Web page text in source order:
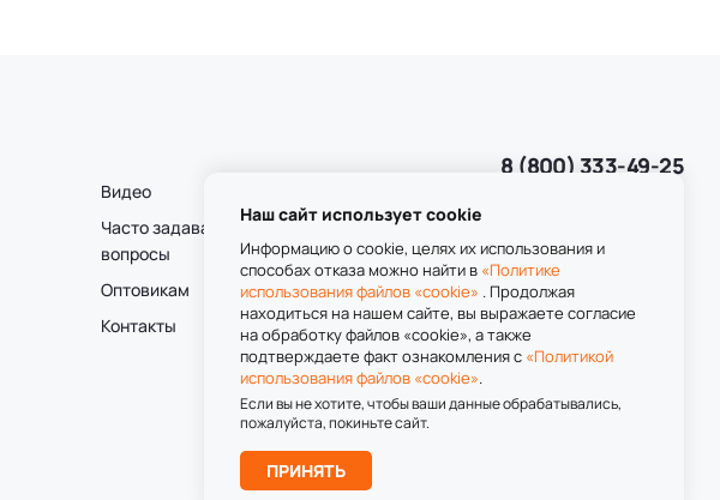
Видео
Часто задаваемые
вопросы
Оптовикам
Контакты
8 (800) 333-49-25
Наш сайт использует cookie
Информацию о cookie, целях их использования и
способах отказа можно найти в «Политике
использования файлов «cookie» . Продолжая
находиться на нашем сайте, вы выражаете согласие
на обработку файлов «cookie», а также
подтверждаете факт ознакомления с «Политикой
использования файлов «cookie».
Если вы не хотите, чтобы ваши данные обрабатывались,
пожалуйста, покиньте сайт.
ПРИНЯТЬ